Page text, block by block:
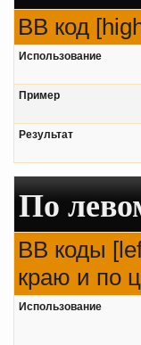
BB код
Использование
Пример
Результат
По
BB коды
краю и по
Использование